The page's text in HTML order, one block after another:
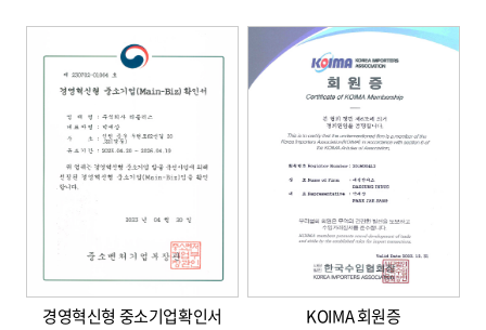
경영혁신형 중소기업확인서 KOIMA 회원증